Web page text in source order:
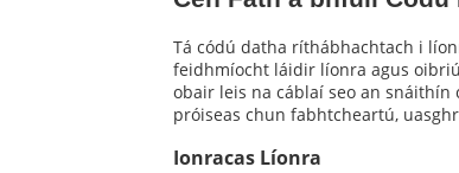
Tá códú datha ríthábhachtach i
feidhmíocht láidir líonra agus
obair leis na cáblaí seo an
próiseas chun fabhtcheartú,
Ionracas Líonra